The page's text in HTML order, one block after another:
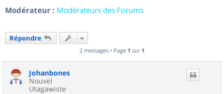
Modérateur : Modérateurs des Forums
Répondre
2 messages • Page 1 sur 1
Johanbones
Nouvel
Utagawiste